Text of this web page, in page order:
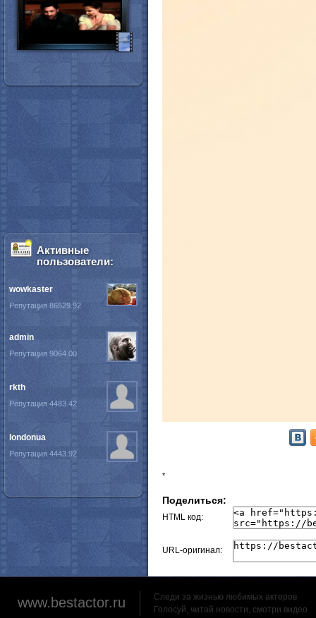
*
Поделиться:
HTML код:
URL-оригинал:
Активные
пользователи:
wowkaster
Репутация 86529.92
admin
Репутация 9064.00
rkth
Репутация 4483.42
londonua
Репутация 4443.92
www.bestactor.ru
Следи за жизнью любимых актеров
Голосуй, читай новости, смотри видео